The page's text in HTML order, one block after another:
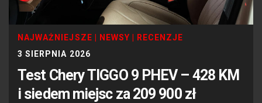
NAJWAŻNIEJSZE NEWSY
RECENZJE
3 SIERPNIA 2026
Test Chery TIGGO 9 PHEV – 428 KM
i siedem miejsc za 209 900 zł